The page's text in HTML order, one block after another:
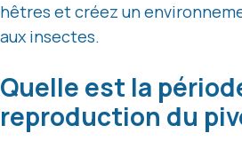
hêtres et créez un
aux insectes.
Quelle est la
reproduction du